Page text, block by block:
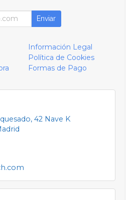
Enviar
Información Legal
Política de Cookies
Formas de Pago
42 Nave K